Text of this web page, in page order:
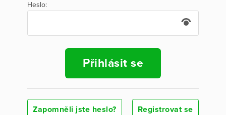
Heslo:
Přihlásit se
Zapomněli jste heslo? Registrovat se